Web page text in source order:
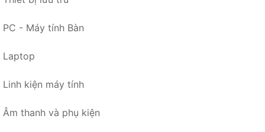
PC - Máy tính Bàn
Laptop
Linh kiện máy tính
Âm thanh và phụ kiện